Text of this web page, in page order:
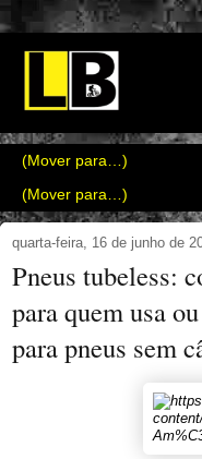
quarta-feira, 16 de junho de
Pneus tubeless:
para quem usa
para pneus sem